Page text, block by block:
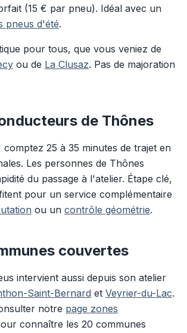
(15 € par pneu). Idéal avec un
pneus d'été.
pour tous, que vous veniez de
ou de La Clusaz. Pas de majoration
de Thônes
comptez 25 à 35 minutes de trajet en
Les personnes de Thônes
du passage à l'atelier. Étape clé,
pour un service complémentaire
ou un contrôle géométrie.
couvertes
intervient aussi depuis son atelier
Saint-Bernard et Veyrier-du-Lac.
notre page zones
connaître les 20 communes